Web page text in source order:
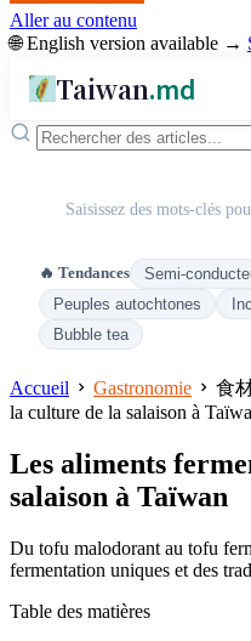
Aller au contenu
🌐 English version available →
Taiwan.md
Saisissez des mots-clés
🔥 Tendances Semi-
Peuples autochtones
Bubble tea
Accueil Gastronomie 食
la culture de la salaison à
Les aliments
salaison à Taïwan
Du tofu malodorant au tofu
fermentation uniques et des
Table des matières